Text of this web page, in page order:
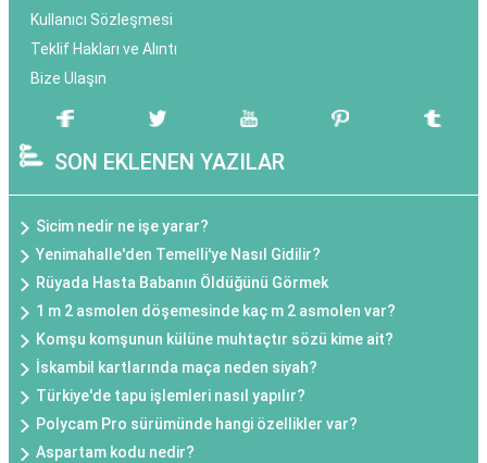
Kullanıcı Sözleşmesi
Teklif Hakları ve Alıntı
Bize Ulaşın
SON EKLENEN YAZILAR
Sicim nedir ne işe yarar?
Yenimahalle'den Temelli'ye Nasıl Gidilir?
Rüyada Hasta Babanın Öldüğünü Görmek
1 m 2 asmolen döşemesinde kaç m 2 asmolen var?
Komşu komşunun külüne muhtaçtır sözü kime ait?
İskambil kartlarında maça neden siyah?
Türkiye'de tapu işlemleri nasıl yapılır?
Polycam Pro sürümünde hangi özellikler var?
Aspartam kodu nedir?